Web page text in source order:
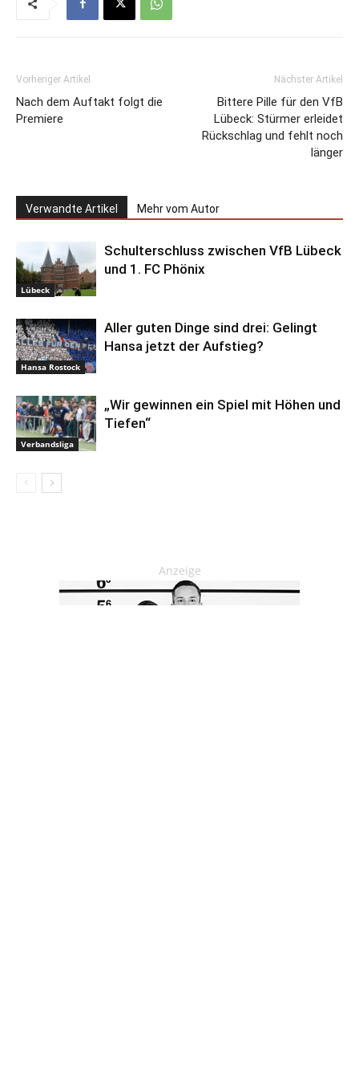
Vorheriger Artikel
Nach dem Auftakt folgt die
Premiere
Nächster Artikel
Bittere Pille für den VfB
Lübeck: Stürmer erleidet
Rückschlag und fehlt noch
länger
Verwandte Artikel Mehr vom Autor
Lübeck
Schulterschluss zwischen VfB Lübeck
und 1. FC Phönix
Hansa Rostock
Aller guten Dinge sind drei: Gelingt
Hansa jetzt der Aufstieg?
Verbandsliga
„Wir gewinnen ein Spiel mit Höhen und
Tiefen“
Anzeige